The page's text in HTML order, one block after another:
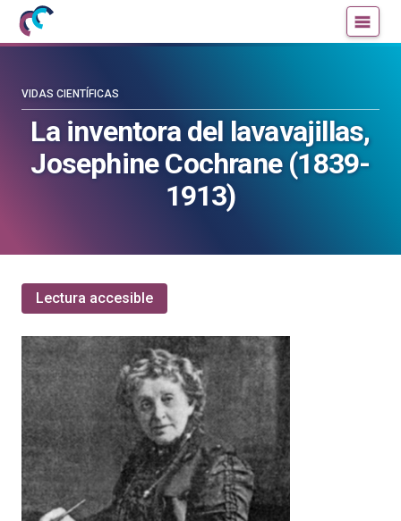
Mujeres
con
Cultura
Científica
blog
Cultura
Científica
La inventora del lavavajillas,
Josephine Cochrane (1839-
1913)
VIDAS CIENTÍFICAS
Lectura accesible